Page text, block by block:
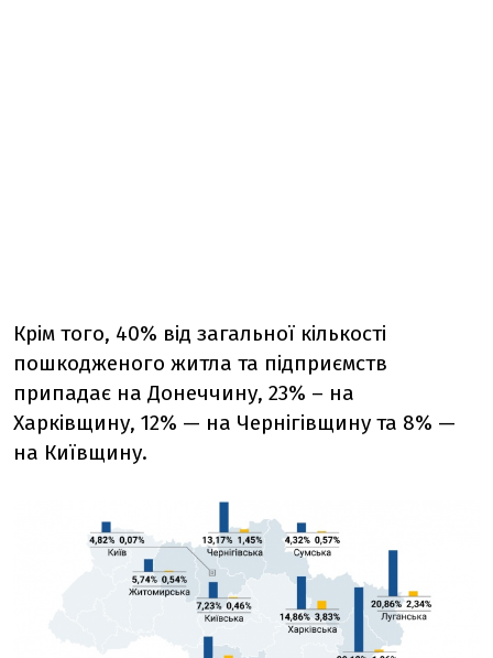
Крім того, 40% від загальної кількості
пошкодженого житла та підприємств
припадає на Донеччину, 23% – на
Харківщину, 12% — на Чернігівщину та 8% —
на Київщину.